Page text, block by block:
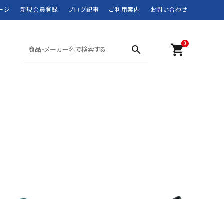
ジ 新規会員登録 ブログ記事 ご利用案内 お問い合わせ
search
0
shopping_cart